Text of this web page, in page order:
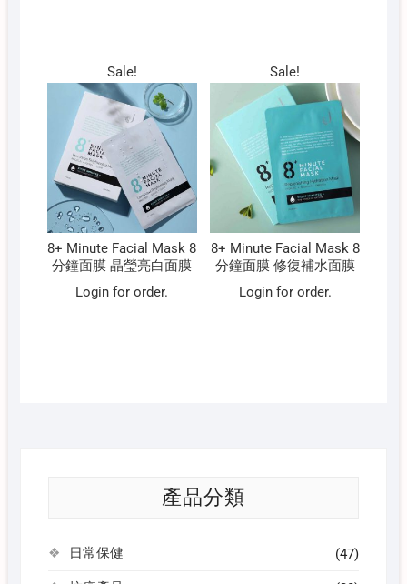
Sale!
8+ Minute Facial Mask 8
分鐘面膜 晶瑩亮白面膜
Login for order.
Sale!
8+ Minute Facial Mask 8
分鐘面膜 修復補水面膜
Login for order.
產品分類
日常保健 (47)